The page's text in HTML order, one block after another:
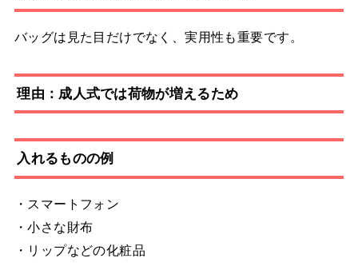
バッグは見た目だけでなく、実用性も重要です。
理由：成人式では荷物が増えるため
入れるものの例
・スマートフォン
・小さな財布
・リップなどの化粧品